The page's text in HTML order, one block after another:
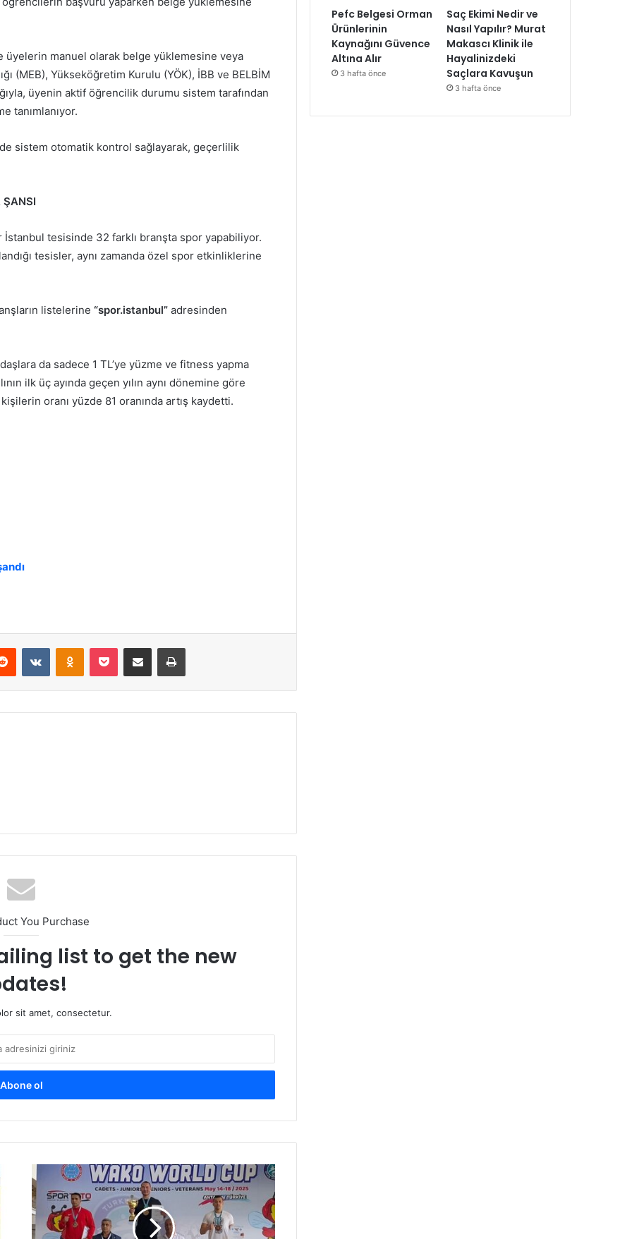
manuel olarak belge yüklemesine veya
(MEB), Yükseköğretim Kurulu (YÖK), İBB ve BELBİM
üyenin aktif öğrencilik durumu sistem tarafından
tanımlanıyor.
sistem otomatik kontrol sağlayarak, geçerlilik
ŞANSI
tesisinde 32 farklı branşta spor yapabiliyor.
tesisler, aynı zamanda özel spor etkinliklerine
listelerine “spor.istanbul” adresinden
da sadece 1 TL’ye yüzme ve fitness yapma
ilk üç ayında geçen yılın aynı dönemine göre
oranı yüzde 81 oranında artış kaydetti.
You Purchase
list to get the new
sit amet, consectetur.
i
c
k
B
Pefc Belgesi Orman
Ürünlerinin
Kaynağını Güvence
Altına Alır
3 hafta önce
Saç Ekimi Nedir ve
Nasıl Yapılır? Murat
Makascı Klinik ile
Hayalinizdeki
Saçlara Kavuşun
3 hafta önce